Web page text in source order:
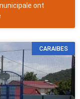
ont
CARAIBES